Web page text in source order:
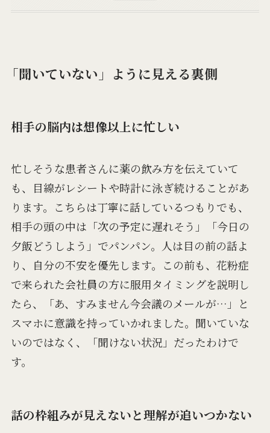
「聞いていない」ように見える裏側
相手の脳内は想像以上に忙しい
忙しそうな患者さんに薬の飲み方を伝えていて
も、目線がレシートや時計に泳ぎ続けることがあ
ります。こちらは丁寧に話しているつもりでも、
相手の頭の中は「次の予定に遅れそう」「今日の
夕飯どうしよう」でパンパン。人は目の前の話よ
り、自分の不安を優先します。この前も、花粉症
で来られた会社員の方に服用タイミングを説明し
たら、「あ、すみません今会議のメールが…」と
スマホに意識を持っていかれました。聞いていな
いのではなく、「聞けない状況」だったわけで
す。
話の枠組みが見えないと理解が追いつかない